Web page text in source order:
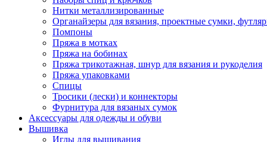
Нитки металлизированные
Органайзеры для вязания, проектные сумки,
Помпоны
Пряжа в мотках
Пряжа на бобинах
Пряжа трикотажная, шнур для вязания и рукоделия
Пряжа упаковками
Спицы
Тросики (лески) и коннекторы
Фурнитура для вязаных сумок
Аксессуары для одежды и обуви
Вышивка
Иглы для вышивания